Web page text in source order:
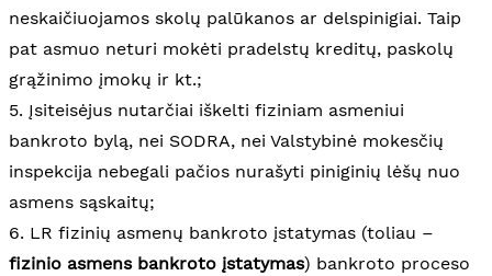
neskaičiuojamos skolų palūkanos ar delspinigiai. Taip
pat asmuo neturi mokėti pradelstų kreditų, paskolų
grąžinimo įmokų ir kt.;
5. Įsiteisėjus nutarčiai iškelti fiziniam asmeniui
bankroto bylą, nei SODRA, nei Valstybinė mokesčių
inspekcija nebegali pačios nurašyti piniginių lėšų nuo
asmens sąskaitų;
6. LR fizinių asmenų bankroto įstatymas (toliau –
fizinio asmens bankroto įstatymas) bankroto proceso